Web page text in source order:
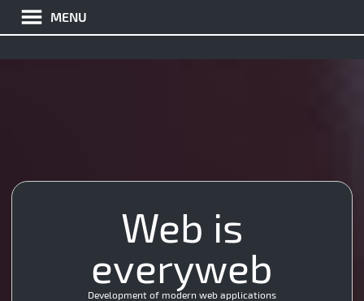
MENU
MySQL
SMM
CSS
Web is
everyweb
Development of modern web applications